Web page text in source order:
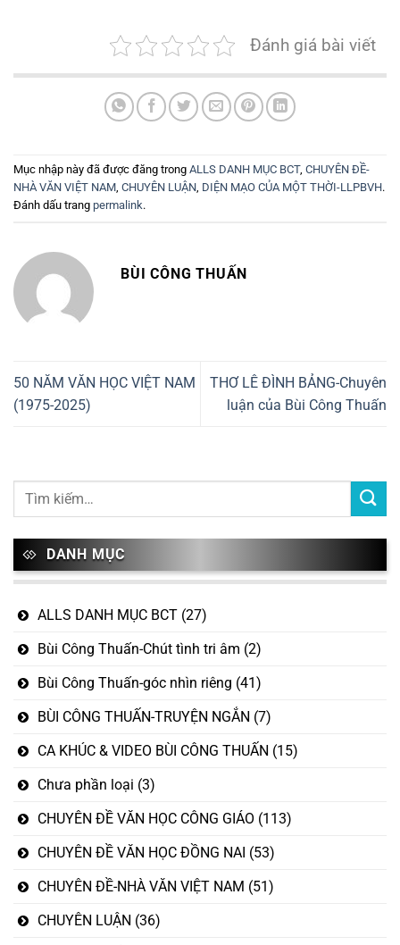
Đánh giá bài viết
Mục nhập này đã được đăng trong ALLS DANH MỤC BCT, CHUYÊN ĐỀ-
NHÀ VĂN VIỆT NAM, CHUYÊN LUẬN, DIỆN MẠO CỦA MỘT THỜI-LLPBVH.
Đánh dấu trang permalink.
BÙI CÔNG THUẤN
50 NĂM VĂN HỌC VIỆT NAM
(1975-2025)
THƠ LÊ ĐÌNH BẢNG-Chuyên
luận của Bùi Công Thuấn
DANH MỤC
ALLS DANH MỤC BCT (27)
Bùi Công Thuấn-Chút tình tri âm (2)
Bùi Công Thuấn-góc nhìn riêng (41)
BÙI CÔNG THUẤN-TRUYỆN NGẮN (7)
CA KHÚC & VIDEO BÙI CÔNG THUẤN (15)
Chưa phần loại (3)
CHUYÊN ĐỀ VĂN HỌC CÔNG GIÁO (113)
CHUYÊN ĐỀ VĂN HỌC ĐỒNG NAI (53)
CHUYÊN ĐỀ-NHÀ VĂN VIỆT NAM (51)
CHUYÊN LUẬN (36)